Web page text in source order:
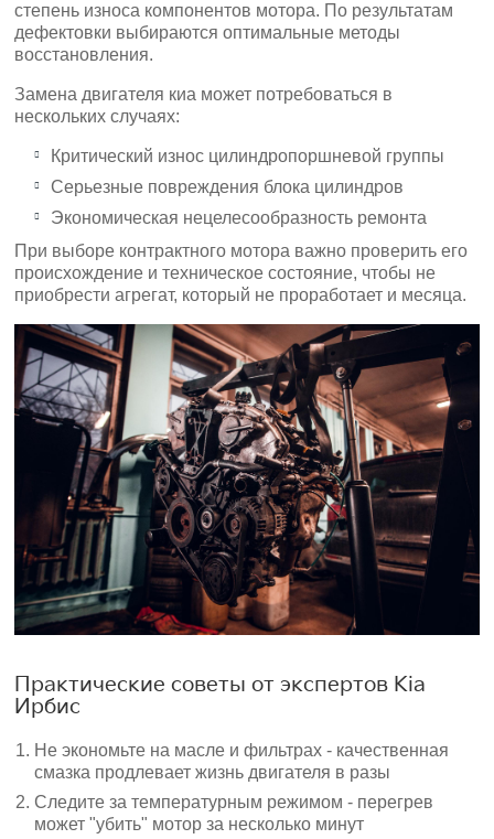
степень износа компонентов мотора. По результатам
дефектовки выбираются оптимальные методы
восстановления.
Замена двигателя киа может потребоваться в
нескольких случаях:
Критический износ цилиндропоршневой группы
Серьезные повреждения блока цилиндров
Экономическая нецелесообразность ремонта
При выборе контрактного мотора важно проверить его
происхождение и техническое состояние, чтобы не
приобрести агрегат, который не проработает и месяца.
Практические советы от экспертов Kia
Ирбис
Не экономьте на масле и фильтрах - качественная
смазка продлевает жизнь двигателя в разы
Следите за температурным режимом - перегрев
может "убить" мотор за несколько минут